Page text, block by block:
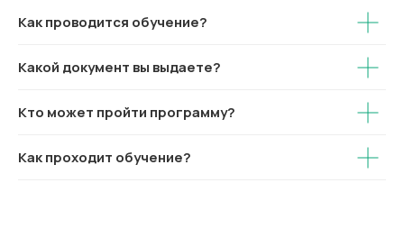
Как проводится обучение?
Какой документ вы выдаете?
Кто может пройти программу?
Как проходит обучение?